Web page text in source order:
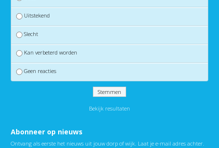
Uitstekend
Slecht
Kan verbeterd worden
Geen reacties
Bekijk resultaten
Abonneer op nieuws
Ontvang als eerste het nieuws uit jouw dorp of wijk. Laat je e-mail adres achter.